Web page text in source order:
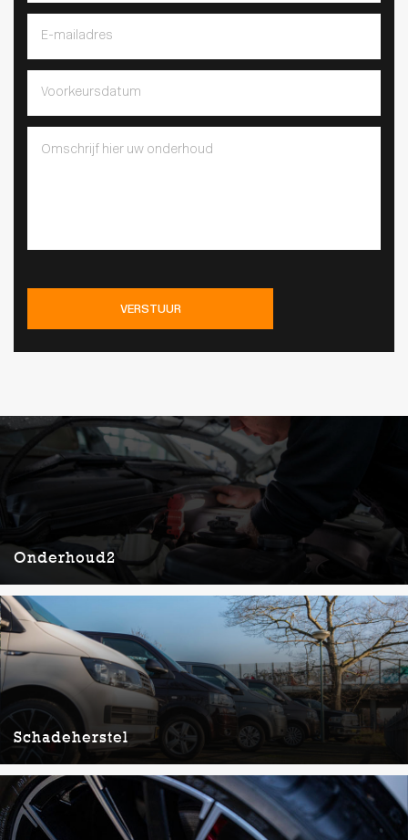
VERSTUUR
Onderhoud2
Onderhoud2
Lorem ipsum dolor sit amet, consectetuer adipiscing elit. Aenean
commodo ligula eget dolor. Aenean massa. Cum sociis natoque
penatibus et magnis dis parturient monte,
Schadeherstel
Schadeherstel
Lorem ipsum dolor sit amet, consectetuer adipiscing elit. Aenean
commodo ligula eget dolor. Aenean massa. Cum sociis natoque
penatibus et magnis dis parturient monte,
LEES MEER